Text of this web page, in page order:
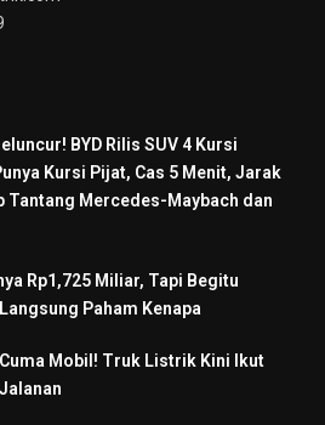
BYD Rilis SUV 4 Kursi
Kursi Pijat, Cas 5 Menit, Jarak
Tantang Mercedes-Maybach dan
Rp1,725 Miliar, Tapi Begitu
Paham Kenapa
Mobil! Truk Listrik Kini Ikut